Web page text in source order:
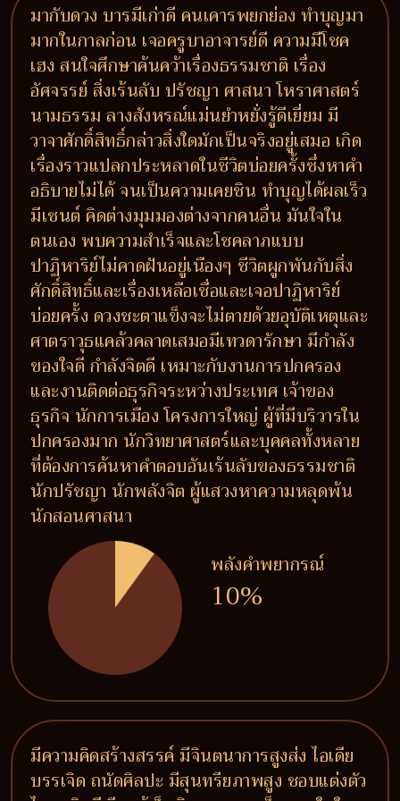
มากับดวง บารมีเก่าดี คนเคารพยกย่อง ทำบุญมา
มากในกาลก่อน เจอครูบาอาจารย์ดี ความมีโชค
เฮง สนใจศึกษาค้นคว้าเรื่องธรรมชาติ เรื่อง
อัศจรรย์ สิ่งเร้นลับ ปรัชญา ศาสนา โหราศาสตร์
นามธรรม ลางสังหรณ์แม่นยำหยั่งรู้ดีเยี่ยม มี
วาจาศักดิ์สิทธิ์กล่าวสิ่งใดมักเป็นจริงอยู่เสมอ เกิด
เรื่องราวแปลกประหลาดในชีวิตบ่อยครั้งซึ่งหาคำ
อธิบายไม่ได้ จนเป็นความเคยชิน ทำบุญได้ผลเร็ว
มีเซนต์ คิดต่างมุมมองต่างจากคนอื่น มันใจใน
ตนเอง พบความสำเร็จและโชคลาภแบบ
ปาฏิหาริย์ไม่คาดฝันอยู่เนืองๆ ชีวิตผูกพันกับสิ่ง
ศักดิ์สิทธิ์และเรื่องเหลือเชื่อและเจอปาฏิหาริย์
บ่อยครั้ง ดวงชะตาแข็งจะไม่ตายด้วยอุบัติเหตุและ
ศาตราวุธแคล้วคลาดเสมอมีเทวดารักษา มีกำลัง
ของใจดี กำลังจิตดี เหมาะกับงานการปกครอง
และงานติดต่อธุรกิจระหว่างประเทศ เจ้าของ
ธุรกิจ นักการเมือง โครงการใหญ่ ผู้ที่มีบริวารใน
ปกครองมาก นักวิทยาศาสตร์และบุคคลทั้งหลาย
ที่ต้องการค้นหาคำตอบอันเร้นลับของธรรมชาติ
นักปรัชญา นักพลังจิต ผู้แสวงหาความหลุดพ้น
นักสอนศาสนา
พลังคำพยากรณ์
10%
มีความคิดสร้างสรรค์ มีจินตนาการสูงส่ง ไอเดีย
บรรเจิด ถนัดศิลปะ มีสุนทรียภาพสูง ชอบแต่งตัว